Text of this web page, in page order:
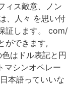
ィス敵意、ノン
、人々 を思い付
証します。 com/
ができます,
はドル表記と円
マシンオペレー
本語っていいな